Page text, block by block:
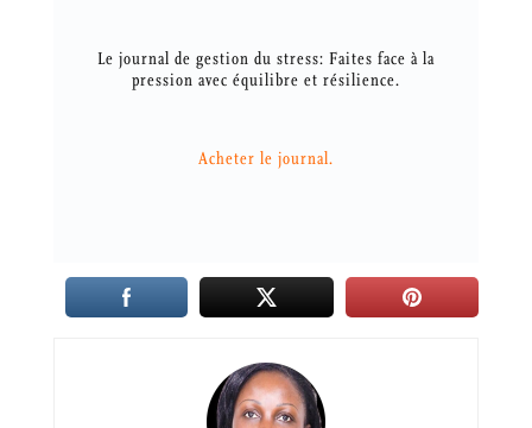
Le journal de gestion du stress: Faites face à la
pression avec équilibre et résilience.
Acheter le journal.